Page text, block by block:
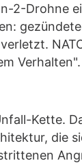
2-Drohne
Kette.
die